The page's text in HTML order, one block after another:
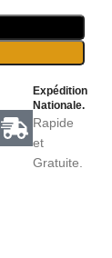
Expédition
Nationale.
Rapide
et
Gratuite.